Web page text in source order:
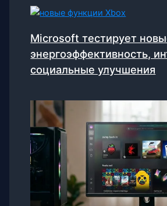
Microsoft тестирует
энергоэффективность,
социальные улучшения